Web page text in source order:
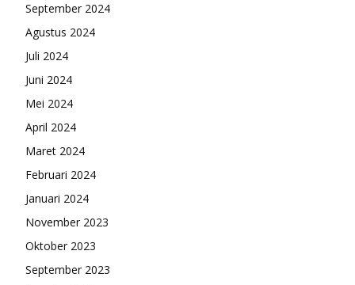
September 2024
Agustus 2024
Juli 2024
Juni 2024
Mei 2024
April 2024
Maret 2024
Februari 2024
Januari 2024
November 2023
Oktober 2023
September 2023